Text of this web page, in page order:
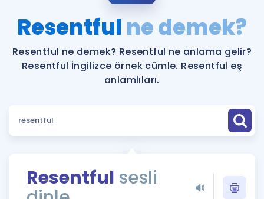
ÜYE DEĞİLİM
Faydalı Araçlar
Sözlük
Rehberlik Aracı
Hakkımızda
Resentfulne demek?
Resentful ne demek? Resentful ne anlama gelir?
Resentful İngilizce örnek cümle. Resentful eş
anlamlıları.
Resentful sesli